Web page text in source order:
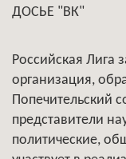
ДОСЬЕ "ВК"
Российская Лига
организация,
Попечительский
представители
политические,